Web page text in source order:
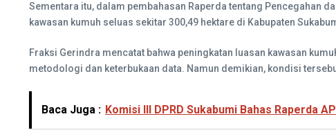
Sementara itu, dalam pembahasan Raperda tentang Pencegahan
kawasan kumuh seluas sekitar 300,49 hektare di Kabupaten
Fraksi Gerindra mencatat bahwa peningkatan luasan kawasan
metodologi dan keterbukaan data. Namun demikian, kondisi
Baca Juga : Komisi III DPRD Sukabumi Bahas Raperda